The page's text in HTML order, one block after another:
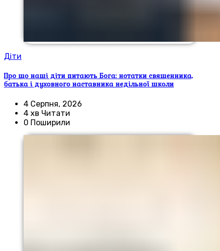
Діти
Про що наші діти питають Бога: нотатки священника,
батька і духовного наставника недільної школи
4 Серпня, 2026
4 хв Читати
0 Поширили